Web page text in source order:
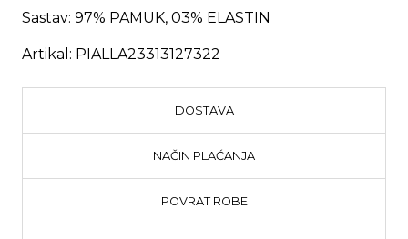
Sastav: 97% PAMUK, 03% ELASTIN
Artikal: PIALLA23313127322
DOSTAVA
NAČIN PLAĆANJA
POVRAT ROBE